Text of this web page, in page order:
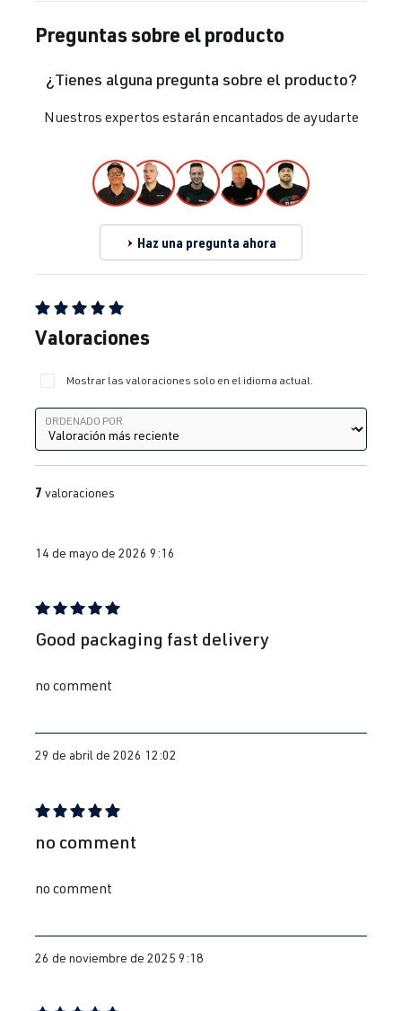
Preguntas sobre el producto
¿Tienes alguna pregunta sobre el producto?
Nuestros expertos estarán encantados de ayudarte
Haz una pregunta ahora
Calificación promedio de 5 de 5 estrellas
Valoraciones
Mostrar las valoraciones solo en el idioma actual.
Ordenado por
ORDENADO POR
7 valoraciones
14 de mayo de 2026 9:16
Reseña con calificación de 5 de 5 estrellas
Good packaging fast delivery
no comment
29 de abril de 2026 12:02
Reseña con calificación de 5 de 5 estrellas
no comment
no comment
26 de noviembre de 2025 9:18